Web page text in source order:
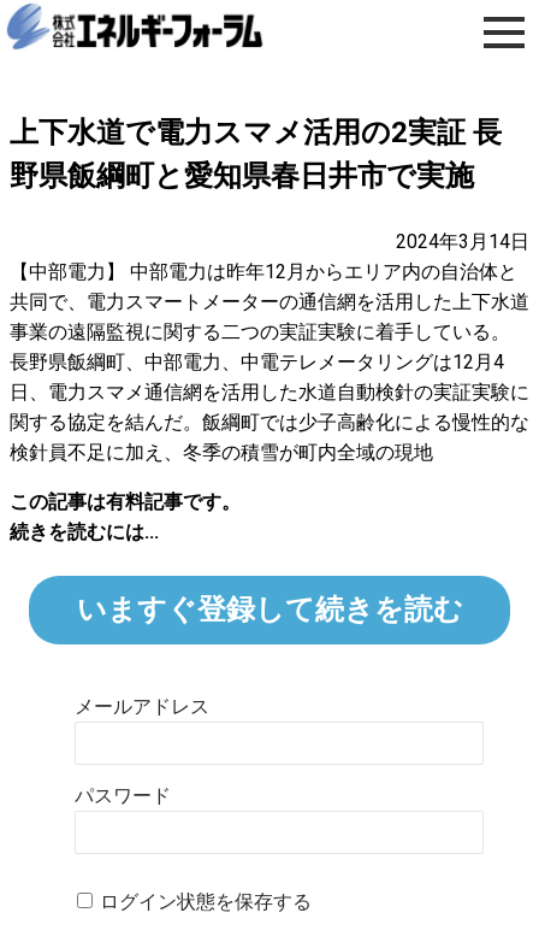
上下水道で電力スマメ活用の2実証 長
野県飯綱町と愛知県春日井市で実施
2024年3月14日
【中部電力】 中部電力は昨年12月からエリア内の自治体と
共同で、電力スマートメーターの通信網を活用した上下水道
事業の遠隔監視に関する二つの実証実験に着手している。
長野県飯綱町、中部電力、中電テレメータリングは12月4
日、電力スマメ通信網を活用した水道自動検針の実証実験に
関する協定を結んだ。飯綱町では少子高齢化による慢性的な
検針員不足に加え、冬季の積雪が町内全域の現地
この記事は有料記事です。
続きを読むには...
いますぐ登録して続きを読む
メールアドレス
パスワード
ログイン状態を保存する